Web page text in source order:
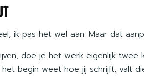
ik pas het wel aan. Maar dat
doe je het werk eigenlijk
begin weet hoe jij schrijft, valt